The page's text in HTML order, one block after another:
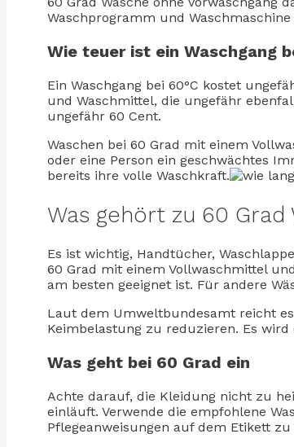
Waschprogramm und Waschmaschine
Wie teuer ist ein Waschgang
Ein Waschgang bei 60°C kostet
und Waschmittel, die ungefähr
ungefähr 60 Cent.
Waschen bei 60 Grad mit einem
oder eine Person ein geschwächtes
bereits ihre volle Waschkraft.
Was gehört zu 60 Grad
Es ist wichtig, Handtücher,
60 Grad mit einem Vollwaschmittel
am besten geeignet ist. Für andere
Laut dem Umweltbundesamt reicht
Keimbelastung zu reduzieren. Es
Was geht bei 60 Grad ein
Achte darauf, die Kleidung nicht zu
einläuft. Verwende die empfohlene
Pflegeanweisungen auf dem Etikett